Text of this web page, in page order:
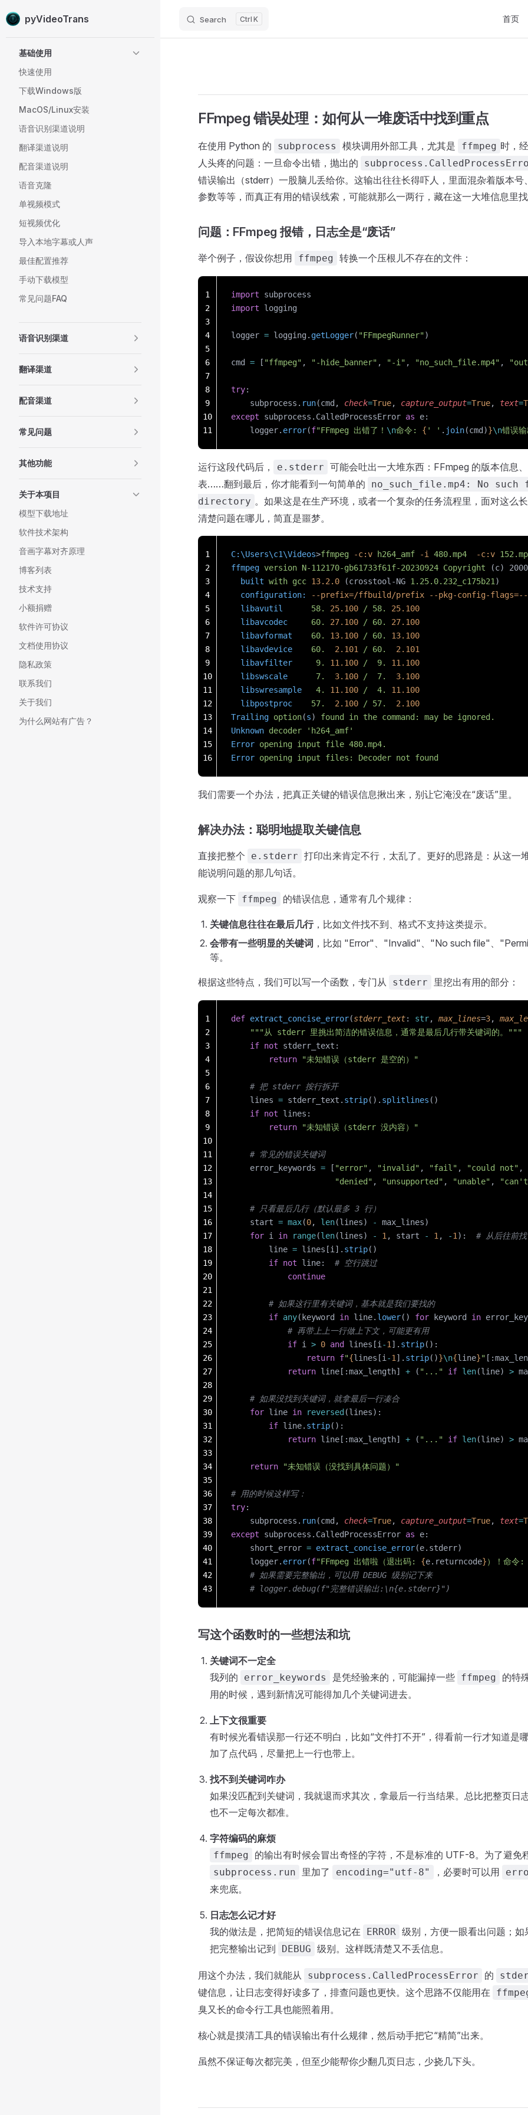
Skip to content
pyVideoTrans Search K 首页
基础使用
快速使用
下载Windows版
MacOS/Linux安装
语音识别渠道说明
翻译渠道说明
配音渠道说明
语音克隆
单视频模式
短视频优化
导入本地字幕或人声
最佳配置推荐
手动下载模型
常见问题FAQ
语音识别渠道
翻译渠道
配音渠道
常见问题
其他功能
关于本项目
模型下载地址
软件技术架构
音画字幕对齐原理
博客列表
技术支持
小额捐赠
软件许可协议
文档使用协议
隐私政策
联系我们
关于我们
为什么网站有广告？
FFmpeg 错误处理：如何从一堆废话中找到重点
在使用 Python 的 subprocess 模块调用外部工具，尤其是 ffmpeg 时，
人头疼的问题：一旦命令出错，抛出的
错误输出（stderr）一股脑儿丢给你。这输出往往长得吓人，里面混杂着版本号
参数等等，而真正有用的错误线索，可能就那么一两行，藏在这一大堆信息里找
问题：FFmpeg 报错，日志全是“废话”
举个例子，假设你想用 ffmpeg 转换一个压根儿不存在的文件：
import subprocess
import logging
logger = logging.getLogger( "FFmpegRunner")
cmd = [ "ffmpeg" , "-hide_banner" , "-i" , "no_such_file.mp4" ,
try:
    subprocess.
run(cmd, check=True, capture_output=True, text=
except subprocess.CalledProcessError as e:
    logger.
error(f"FFmpeg 出错了！ \n命令: { ' ' . join(cmd)}\n错误
1
2
3
4
5
6
7
8
9
10
11
运行这段代码后， e.stderr 可能会吐出一大堆东西：FFmpeg 的版本信息
表……翻到最后，你才能看到一句简单的
no_such_file.mp4: No
directory 。如果这是在生产环境，或者一个复杂的任务流程里，面对这么
清楚问题在哪儿，简直是噩梦。
C:\Users\c1\Videos>ffmpeg -c:v h264_amf -i 480.mp4
  -c:v
ffmpeg version N-112170-gb61733f61f-20230924 Copyright (c)
  built
with gcc 13.2.0 (crosstool-NG 1.25.0.232_c175b21 )
  configuration:
--prefix=/ffbuild/prefix --pkg-config-
  libavutil
      58.
25.100 / 58.
25.100
  libavcodec
     60.
27.100 / 60.
27.100
  libavformat
    60.
13.100 / 60.
13.100
  libavdevice
    60.
  2.101
/ 60.
  2.101
  libavfilter
     9.
11.100 /
  9.
11.100
  libswscale
      7.
  3.100
/
  7.
  3.100
  libswresample
   4.
11.100 /
  4.
11.100
  libpostproc
    57.
  2.100
/ 57.
  2.100
Trailing option(s) found in the command: may be ignored.
Unknown decoder 'h264_amf'
Error opening input file 480.mp4.
Error opening input files: Decoder not found
1
2
3
4
5
6
7
8
9
10
11
12
13
14
15
16
我们需要一个办法，把真正关键的错误信息揪出来，别让它淹没在“废话”里。
解决办法：聪明地提取关键信息
直接把整个 e.stderr 打印出来肯定不行，太乱了。更好的思路是：从这一
能说明问题的那几句话。
观察一下 ffmpeg 的错误信息，通常有几个规律：
关键信息往往在最后几行，比如文件找不到、格式不支持这类提示。
会带有一些明显的关键词 ，比如 "Error"、"Invalid"、"No such file"、
等。
根据这些特点，我们可以写一个函数，专门从 stderr 里挖出有用的部分：
def extract_concise_error(stderr_text: str, max_lines=3,
    """从 stderr 里挑出简洁的错误信息，通常是最后几行带关键词的。"""
    if
not stderr_text:
        return
"未知错误（stderr 是空的）"
    # 把 stderr 按行拆开
    lines
= stderr_text. strip(). splitlines ()
    if
not lines:
        return
"未知错误（stderr 没内容）"
    # 常见的错误关键词
    error_keywords
= [ "error" , "invalid" , "fail" , "could not" ,
                      "denied"
, "unsupported" , "unable" ,
    # 只看最后几行（默认最多 3 行）
    start
= max(0, len(lines) -
max_lines)
    for
i in range(len(lines) - 1 , start - 1 , -1 ): # 从后往前找
        line
= lines[i]. strip()
        if
not line: # 空行跳过
            continue
        # 如果这行里有关键词，基本就是我们要找的
        if
any(keyword in line. lower() for keyword in
            # 再带上上一行做上下文，可能更有用
            if
i > 0 and lines[i -1 ]. strip():
                return
f"{lines[i -1 ]. strip()}\n{line}"
            return
line[:max_length] + ( "..." if len(line) >
    # 如果没找到关键词，就拿最后一行凑合
    for
line in reversed (lines):
        if
line. strip():
            return
line[:max_length] + ( "..." if len(line) >
    return
"未知错误（没找到具体问题）"
# 用的时候这样写：
try:
    subprocess.
run(cmd, check=True, capture_output=True, text=
except subprocess.CalledProcessError as e:
    short_error
= extract_concise_error(e.stderr)
    logger.
error(f"FFmpeg 出错啦（退出码: {e.returncode}）！命令:
    # 如果需要完整输出，可以用 DEBUG 级别记下来
    # logger.debug(f"完整错误输出:\n{e.stderr}")
1
2
3
4
5
6
7
8
9
10
11
12
13
14
15
16
17
18
19
20
21
22
23
24
25
26
27
28
29
30
31
32
33
34
35
36
37
38
39
40
41
42
43
写这个函数时的一些想法和坑
关键词不一定全
我列的
error_keywords 是凭经验来的，可能漏掉一些 ffmpeg
的特
用的时候，遇到新情况可能得加几个关键词进去。
上下文很重要
有时候光看错误那一行还不明白，比如“文件打不开”，得看前一行才知道是
加了点代码，尽量把上一行也带上。
找不到关键词咋办
如果没匹配到关键词，我就退而求其次，拿最后一行当结果。总比把整页日
也不一定每次都准。
字符编码的麻烦
ffmpeg 的输出有时候会冒出奇怪的字符，不是标准的 UTF-8。为了避免
subprocess.run 里加了 encoding="utf-8" ，必要时可以用
来兜底。
日志怎么记才好
我的做法是，把简短的错误信息记在
ERROR 级别，方便一眼看出问题；
把完整输出记到
DEBUG 级别。这样既清楚又不丢信息。
用这个办法，我们就能从 subprocess.CalledProcessError 的
键信息，让日志变得好读多了，排查问题也更快。这个思路不仅能用在
臭又长的命令行工具也能照着用。
核心就是摸清工具的错误输出有什么规律，然后动手把它“精简”出来。
虽然不保证每次都完美，但至少能帮你少翻几页日志，少挠几下头。